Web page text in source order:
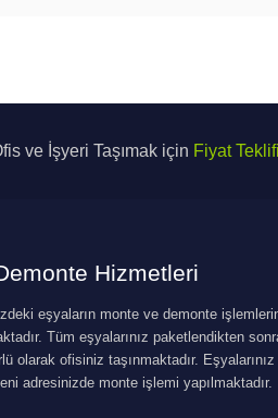
ve İşyeri Taşımak için Fiyat
Hizmetleri
eşyaların monte ve demonte
Tüm eşyalarınız paketlendikten
olarak ofisiniz taşınmaktadır. Eşyalarınız
adresinizde monte işlemi yapılmaktadır.